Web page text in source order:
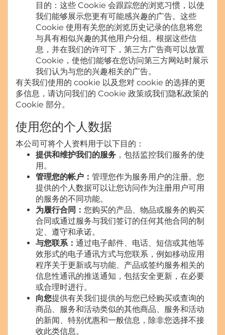
目的：这些 Cookie 会跟踪您的浏览习惯，以使
我们能够展示您更有可能感兴趣的广告。这些
Cookie 使用有关您的浏览历史记录的信息将您
与具有相似兴趣的其他用户分组。根据这些信
息，并在我们的许可下，第三方广告商可以放置
Cookie，使他们能够在您访问第三方网站时展示
我们认为与您的兴趣相关的广告。
有关我们使用的 cookie 以及您对 cookie 的选择的更
多信息，请访问我们的 Cookie 政策或我们隐私政策的
Cookie 部分。
使用您的个人数据
本公司可将个人资料用于以下目的：
提供和维护我们的服务 ，包括监控我们服务的使
用。
管理您的帐户： 管理您作为服务用户的注册。您
提供的个人数据可以让您访问作为注册用户可用
的服务的不同功能。
为履行合同： 您购买的产品、物品或服务的购买
合同或通过服务与我们签订的任何其他合同的制
定、遵守和承诺。
与您联系： 通过电子邮件、电话、短信或其他等
效形式的电子通讯方式与您联系，例如移动应用
程序关于更新或与功能、产品或签约服务相关的
信息性通讯的推送通知，包括安全更新，在必要
或合理时进行。
向您提供有关我们提供的与您已经购买或查询的
商品、服务和活动类似的其他商品、服务和活动
的新闻、特别优惠和一般信息，除非您选择不接
收此类信息。